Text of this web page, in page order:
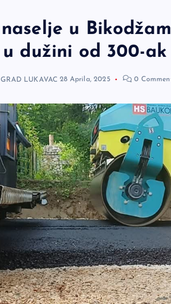
u
dužini od 300-
GRAD LUKAVAC 28 Aprila, 2025 0